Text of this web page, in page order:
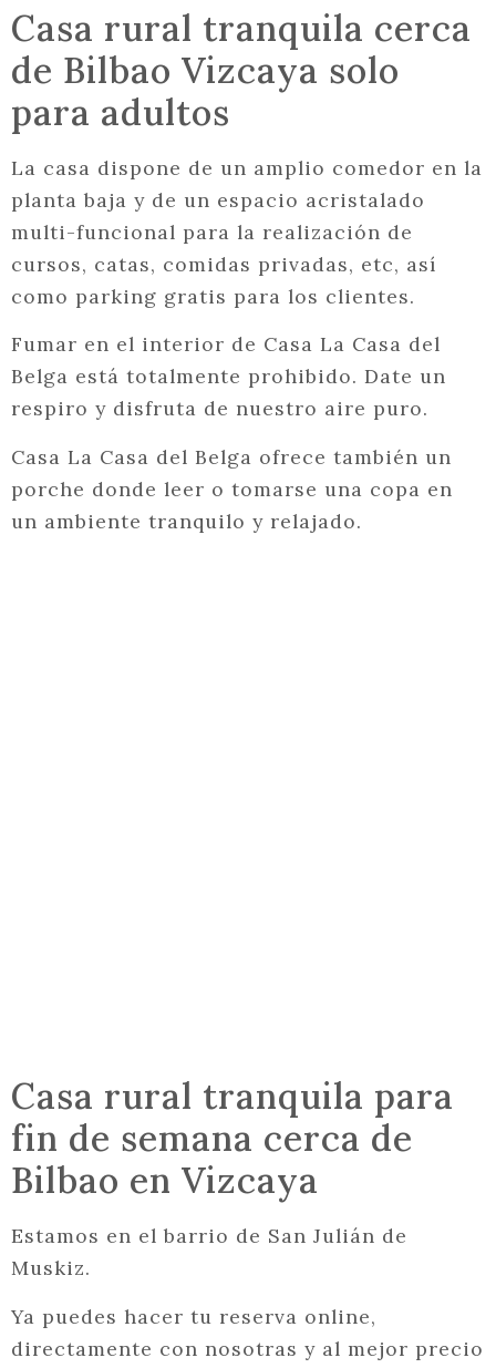
Casa rural tranquila cerca
de Bilbao Vizcaya solo
para adultos
La casa dispone de un amplio comedor en la
planta baja y de un espacio acristalado
multi-funcional para la realización de
cursos, catas, comidas privadas, etc, así
como parking gratis para los clientes.
Fumar en el interior de Casa La Casa del
Belga está totalmente prohibido. Date un
respiro y disfruta de nuestro aire puro.
Casa La Casa del Belga ofrece también un
porche donde leer o tomarse una copa en
un ambiente tranquilo y relajado.
Casa rural tranquila para
fin de semana cerca de
Bilbao en Vizcaya
Estamos en el barrio de San Julián de
Muskiz.
Ya puedes hacer tu reserva online,
directamente con nosotras y al mejor precio